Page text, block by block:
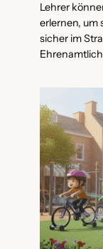
Lehrer
erlernen, um
sicher im